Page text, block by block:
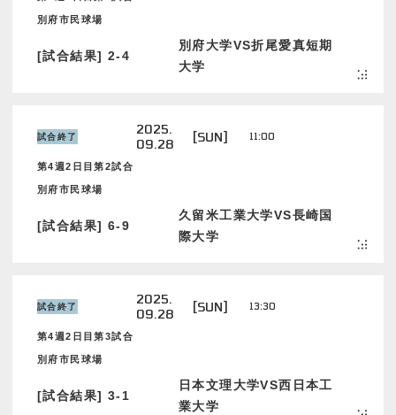
別府市民球場
[試合結果] 2-4
別府大学VS折尾愛真短期
大学
試合終了
2025.
09.28
[SUN] 11:00
第4週2日目第2試合
別府市民球場
[試合結果] 6-9
久留米工業大学VS長崎国
際大学
試合終了
2025.
09.28
[SUN] 13:30
第4週2日目第3試合
別府市民球場
[試合結果] 3-1
日本文理大学VS西日本工
業大学